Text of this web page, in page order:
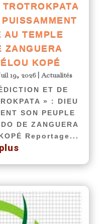
AU TEMPLE
ZANGUERA
KOPÉ
19, 2026|Actualités
ET DE
» : DIEU
SON PEUPLE
DE ZANGUERA
Reportage...